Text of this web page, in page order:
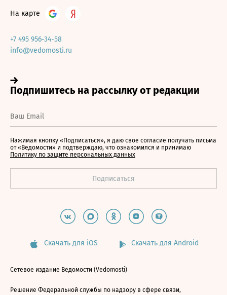
На карте
+7 495 956-34-58
info@vedomosti.ru
Нажимая кнопку «Подписаться», я даю свое согласие получать письма
от «Ведомости» и подтверждаю, что ознакомился и принимаю
Политику по защите персональных данных
Скачать для iOS Скачать для Android
Сетевое издание Ведомости (Vedomosti)
Решение Федеральной службы по надзору в сфере связи,